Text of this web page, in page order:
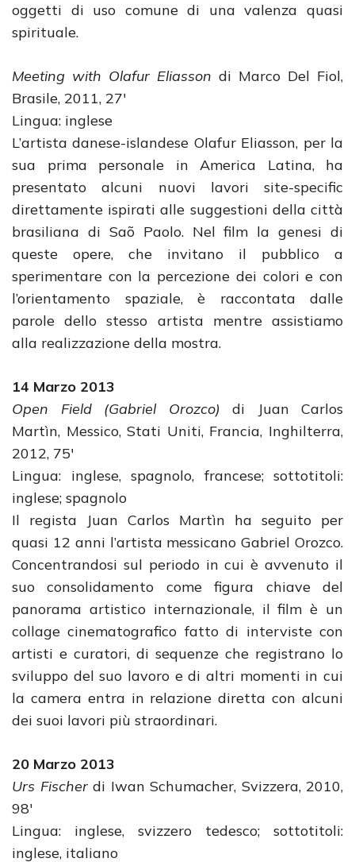
oggetti di uso comune di una valenza quasi
spirituale.
Meeting with Olafur Eliasson di Marco Del Fiol,
Brasile, 2011, 27′
Lingua: inglese
L’artista danese-islandese Olafur Eliasson, per la
sua prima personale in America Latina, ha
presentato alcuni nuovi lavori site-specific
direttamente ispirati alle suggestioni della città
brasiliana di Saõ Paolo. Nel film la genesi di
queste opere, che invitano il pubblico a
sperimentare con la percezione dei colori e con
l’orientamento spaziale, è raccontata dalle
parole dello stesso artista mentre assistiamo
alla realizzazione della mostra.
14 Marzo 2013
Open Field (Gabriel Orozco) di Juan Carlos
Martìn, Messico, Stati Uniti, Francia, Inghilterra,
2012, 75′
Lingua: inglese, spagnolo, francese; sottotitoli:
inglese; spagnolo
Il regista Juan Carlos Martìn ha seguito per
quasi 12 anni l’artista messicano Gabriel Orozco.
Concentrandosi sul periodo in cui è avvenuto il
suo consolidamento come figura chiave del
panorama artistico internazionale, il film è un
collage cinematografico fatto di interviste con
artisti e curatori, di sequenze che registrano lo
sviluppo del suo lavoro e di altri momenti in cui
la camera entra in relazione diretta con alcuni
dei suoi lavori più straordinari.
20 Marzo 2013
Urs Fischerdi Iwan Schumacher, Svizzera, 2010,
98′
Lingua: inglese, svizzero tedesco; sottotitoli:
inglese, italiano